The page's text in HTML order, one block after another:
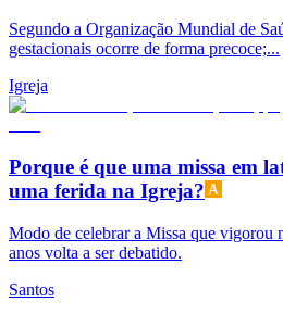
Segundo a Organização Mundial de
gestacionais ocorre de forma precoce;...
Igreja
Porque é que uma missa em
uma ferida na Igreja?
Modo de celebrar a Missa que vigorou
anos volta a ser debatido.
Santos